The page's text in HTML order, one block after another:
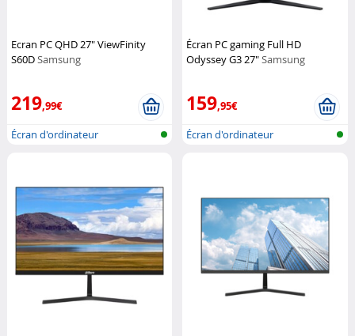
Ecran PC QHD 27" ViewFinity
S60DSamsung
219,99€
Écran d'ordinateur
Écran PC gaming Full HD
Odyssey G3 27"Samsung
159,95€
Écran d'ordinateur